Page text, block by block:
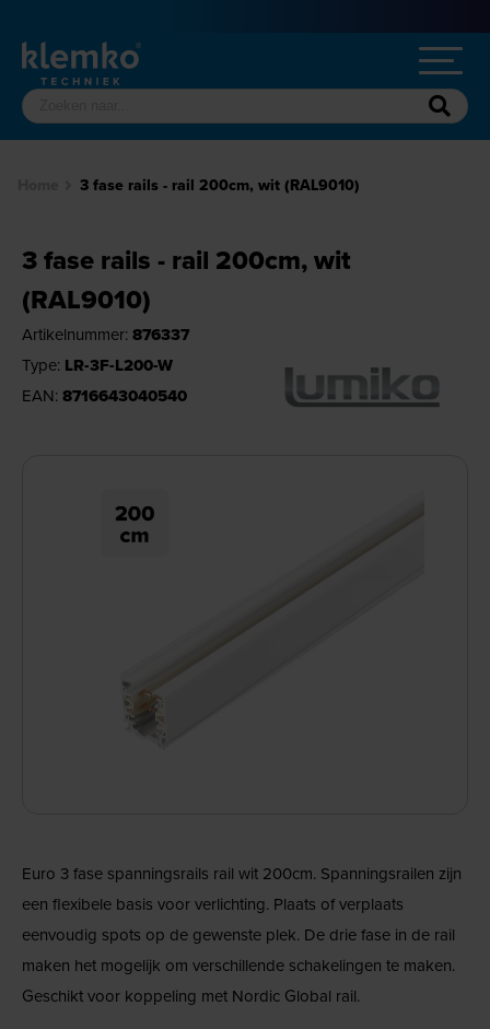
3 fase rails - rail 200cm, wit (RAL9010)
3 fase rails - rail 200cm, wit
(RAL9010)
Artikelnummer: 876337
Type: LR-3F-L200-W
EAN: 8716643040540
Euro 3 fase spanningsrails rail wit 200cm. Spanningsrailen zijn
een flexibele basis voor verlichting. Plaats of verplaats
eenvoudig spots op de gewenste plek. De drie fase in de rail
maken het mogelijk om verschillende schakelingen te maken.
Geschikt voor koppeling met Nordic Global rail.